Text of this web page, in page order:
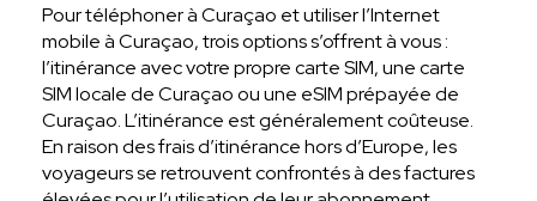
Pour téléphoner à Curaçao et utiliser l’Internet
mobile à Curaçao, trois options s’offrent à vous :
l’itinérance avec votre propre carte SIM, une carte
SIM locale de Curaçao ou une eSIM prépayée de
Curaçao. L’itinérance est généralement coûteuse.
En raison des frais d’itinérance hors d’Europe, les
voyageurs se retrouvent confrontés à des factures